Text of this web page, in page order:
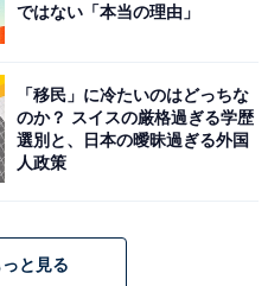
ではない「本当の理由」
「移民」に冷たいのはどっちな
のか？ スイスの厳格過ぎる学歴
選別と、日本の曖昧過ぎる外国
人政策
と見る